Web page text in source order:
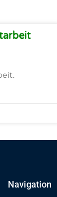
Navigation